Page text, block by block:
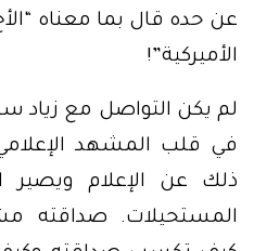
عن حده قال بما معناه
الأميركية”!
لم يكن التواصل مع زياد
في قلب المشهد
ذلك عن الإعلام
المستحيلات. صداقته